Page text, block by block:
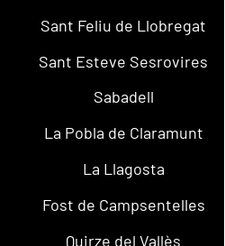
Sant Feliu de Llobregat
Sant Esteve Sesrovires
Sabadell
La Pobla de Claramunt
La Llagosta
Fost de Campsentelles
Quirze del Vallès